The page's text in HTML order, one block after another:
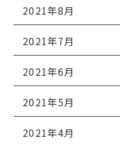
2021年8月
2021年7月
2021年6月
2021年5月
2021年4月